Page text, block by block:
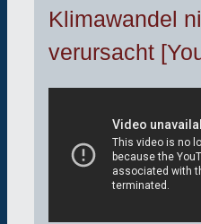
Klimawandel
verursacht